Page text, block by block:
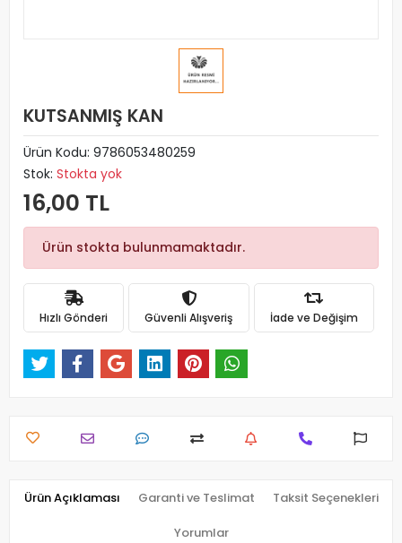
KUTSANMIŞ KAN
Ürün Kodu: 9786053480259
Stok: Stokta yok
16,00 TL
Ürün stokta bulunmamaktadır.
Hızlı Gönderi Güvenli Alışveriş İade ve Değişim
Ürün Açıklaması Garanti ve Teslimat Taksit Seçenekleri
Yorumlar